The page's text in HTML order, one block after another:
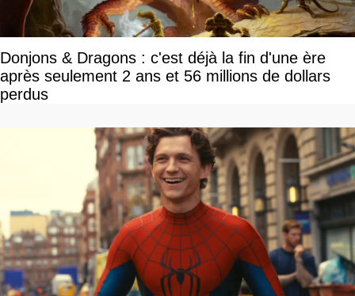
Donjons & Dragons : c'est déjà la fin d'une ère
après seulement 2 ans et 56 millions de dollars
perdus